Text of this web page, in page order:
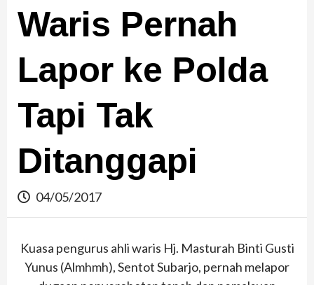
Waris Pernah
Lapor ke Polda
Tapi Tak
Ditanggapi
04/05/2017
Kuasa pengurus ahli waris Hj. Masturah Binti Gusti
Yunus (Almhmh), Sentot Subarjo, pernah melapor